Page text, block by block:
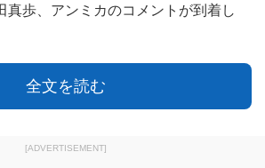
真歩、アンミカのコメントが到着し
全文を読む
[ADVERTISEMENT]